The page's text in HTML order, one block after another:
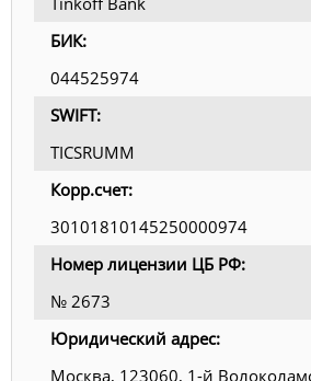
БИК:
044525974
SWIFT:
TICSRUMM
Корр.счет:
30101810145250000974
Номер лицензии ЦБ РФ:
№ 2673
Юридический адрес:
Москва, 123060, 1-й